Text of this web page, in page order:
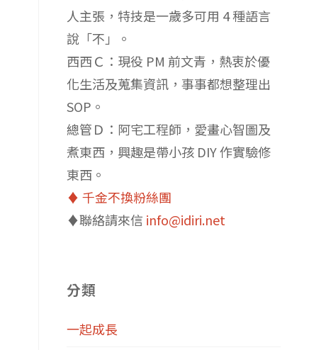
人主張，特技是一歲多可用 4 種語言
說「不」。
西西Ｃ：現役 PM 前文青，熱衷於優
化生活及蒐集資訊，事事都想整理出
SOP。
總管Ｄ：阿宅工程師，愛畫心智圖及
煮東西，興趣是帶小孩 DIY 作實驗修
東西。
♦️ 千金不換粉絲團
♦️聯絡請來信 info@idiri.net
分類
一起成長